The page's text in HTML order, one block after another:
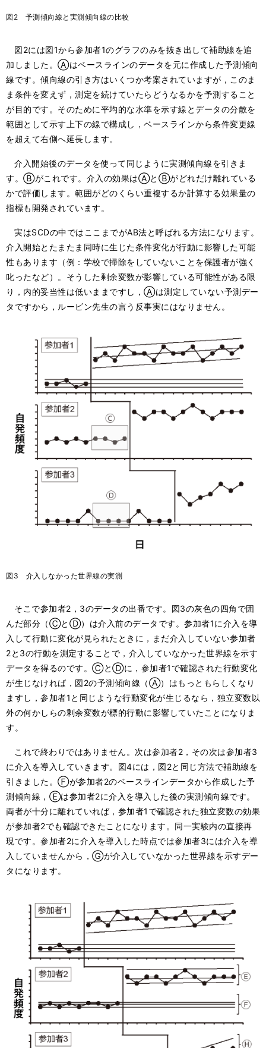
図2 予測傾向線と実測傾向線の比較
図2には図1から参加者1のグラフのみを抜き出して補助線を追
加しました。Ⓐはベースラインのデータを元に作成した予測傾向
線です。傾向線の引き方はいくつか考案されていますが，このま
ま条件を変えず，測定を続けていたらどうなるかを予測すること
が目的です。そのために平均的な水準を示す線とデータの分散を
範囲として示す上下の線で構成し，ベースラインから条件変更線
を超えて右側へ延長します。
介入開始後のデータを使って同じように実測傾向線を引きま
す。Ⓑがこれです。介入の効果はⒶとⒷがどれだけ離れている
かで評価します。範囲がどのくらい重複するか計算する効果量の
指標も開発されています。
実はSCDの中ではここまでがAB法と呼ばれる方法になります。
介入開始とたまたま同時に生じた条件変化が行動に影響した可能
性もあります（例：学校で掃除をしていないことを保護者が強く
叱ったなど）。そうした剰余変数が影響している可能性がある限
り，内的妥当性は低いままですし，Ⓐは測定していない予測デー
タですから，ルービン先生の言う反事実にはなりません。
図3 介入しなかった世界線の実測
そこで参加者2，3のデータの出番です。図3の灰色の四角で囲
んだ部分（ⒸとⒹ）は介入前のデータです。参加者1に介入を導
入して行動に変化が見られたときに，まだ介入していない参加者
2と3の行動を測定することで，介入していなかった世界線を示す
データを得るのです。ⒸとⒹに，参加者1で確認された行動変化
が生じなければ，図2の予測傾向線（Ⓐ）はもっともらしくなり
ますし，参加者1と同じような行動変化が生じるなら，独立変数以
外の何かしらの剰余変数が標的行動に影響していたことになりま
す。
これで終わりではありません。次は参加者2，その次は参加者3
に介入を導入していきます。図4には，図2と同じ方法で補助線を
引きました。Ⓕが参加者2のベースラインデータから作成した予
測傾向線，Ⓔは参加者2に介入を導入した後の実測傾向線です。
両者が十分に離れていれば，参加者1で確認された独立変数の効果
が参加者2でも確認できたことになります。同一実験内の直接再
現です。参加者2に介入を導入した時点では参加者3には介入を導
入していませんから，Ⓖが介入していなかった世界線を示すデー
タになります。